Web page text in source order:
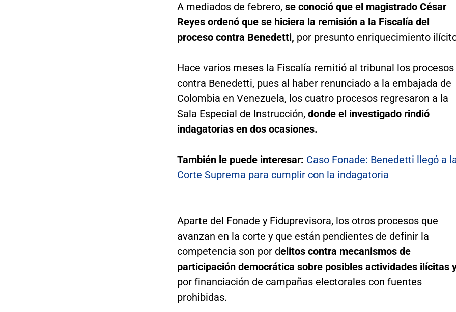
A mediados de febrero, se conoció que el magistrado César
Reyes ordenó que se hiciera la remisión a la Fiscalía del
proceso contra Benedetti, por presunto enriquecimiento
Hace varios meses la Fiscalía remitió al tribunal los procesos
contra Benedetti, pues al haber renunciado a la embajada de
Colombia en Venezuela, los cuatro procesos regresaron a la
Sala Especial de Instrucción, donde el investigado rindió
indagatorias en dos ocasiones.
También le puede interesar: Caso Fonade: Benedetti llegó a
Corte Suprema para cumplir con la indagatoria
Aparte del Fonade y Fiduprevisora, los otros procesos que
avanzan en la corte y que están pendientes de definir la
competencia son por delitos contra mecanismos de
participación democrática sobre posibles actividades ilícitas
por financiación de campañas electorales con fuentes
prohibidas.